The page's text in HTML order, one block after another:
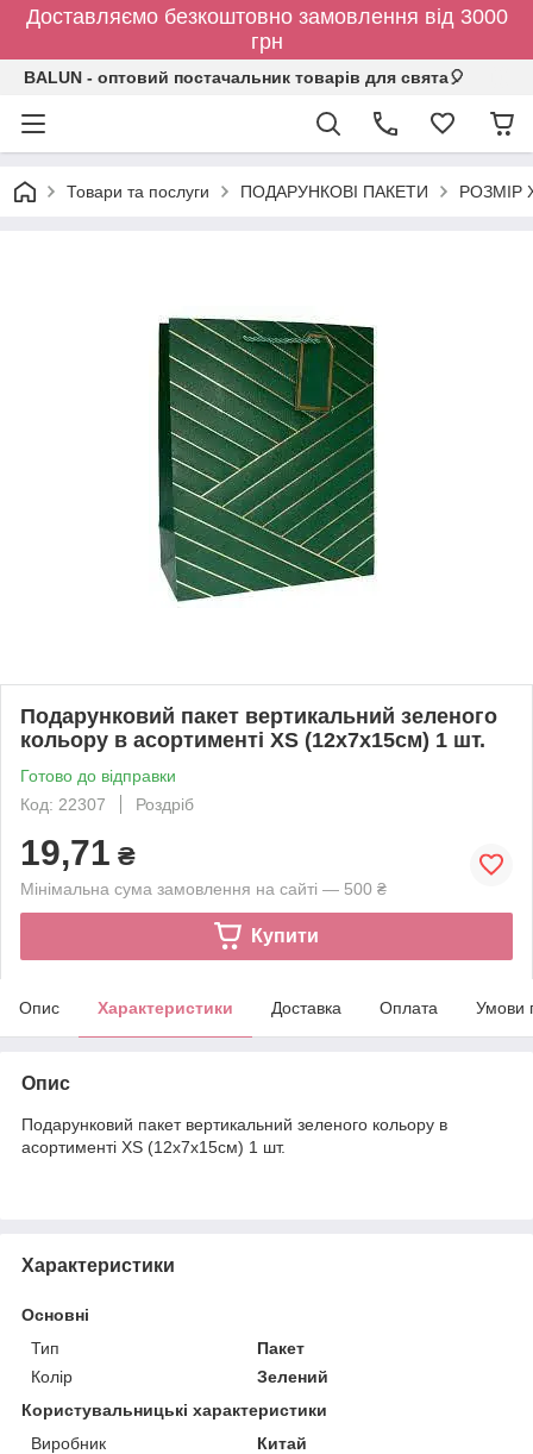
Доставляємо безкоштовно замовлення від 3000
грн
BALUN - оптовий постачальник товарів для свята🎈
Товари та послуги ПОДАРУНКОВІ ПАКЕТИ РОЗМІР
Подарунковий пакет вертикальний зеленого
кольору в асортименті XS (12х7х15см) 1 шт.
Готово до відправки
Код: 22307
Роздріб
19,71 ₴
Мінімальна сума замовлення на сайті — 500 ₴
Купити
Опис Характеристики Доставка Оплата Умови
Опис
Подарунковий пакет вертикальний зеленого кольору в
асортименті XS (12х7х15см) 1 шт.
Характеристики
Основні
Тип
Пакет
Колір
Зелений
Користувальницькі характеристики
Виробник
Китай